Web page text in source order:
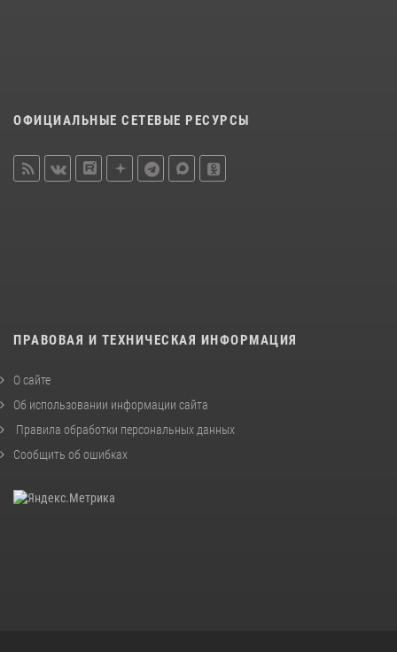
ОФИЦИАЛЬНЫЕ СЕТЕВЫЕ РЕСУРСЫ
ПРАВОВАЯ И ТЕХНИЧЕСКАЯ ИНФОРМАЦИЯ
О сайте
Об использовании информации сайта
Правила обработки персональных данных
Сообщить об ошибках